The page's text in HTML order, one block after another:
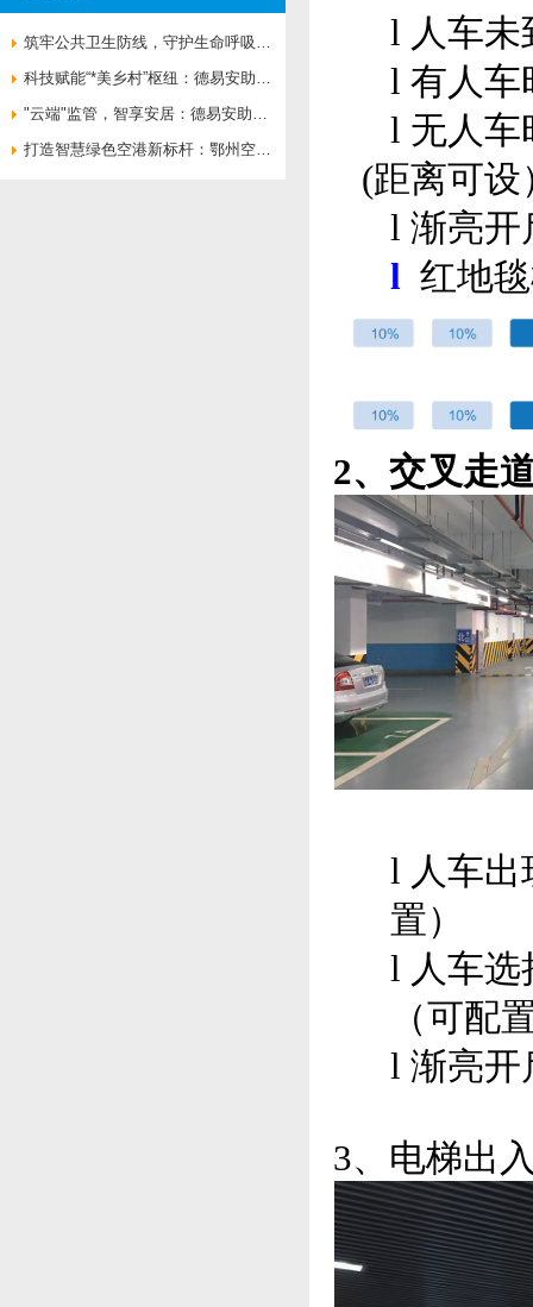
筑牢公共卫生防线，守护生命呼吸通
道——济南市**人民医院负压病房空
气流向系统全面升级
科技赋能“*美乡村”枢纽：德易安助力
婺源火车站打造绿色智慧新地标
"云端"监管，智享安居：德易安助力
莲花湖住宅打造绿色智慧社区新标杆
打造智慧绿色空港新标杆：鄂州空港
l 人车
l 有人车
l 无人车
(距离可
l 渐亮开
l 红地
2、交叉走
l 人车
置）
l 人车
（可配
l 渐亮开
3、电梯出